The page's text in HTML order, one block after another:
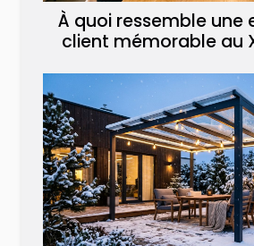
À quoi ressemble une
client mémorable au